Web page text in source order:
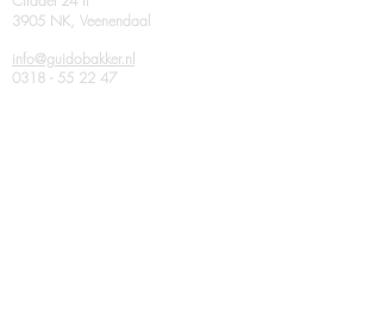
3905 NK, Veenendaal
info@guidobakker.nl
0318 - 55 22 47